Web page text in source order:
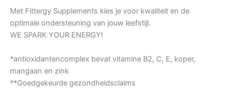
Met Fittergy Supplements kies je voor kwaliteit en de
optimale ondersteuning van jouw leefstijl.
WE SPARK YOUR ENERGY!
*antioxidantencomplex bevat vitamine B2, C, E, koper,
mangaan en zink
**Goedgekeurde gezondheidsclaims